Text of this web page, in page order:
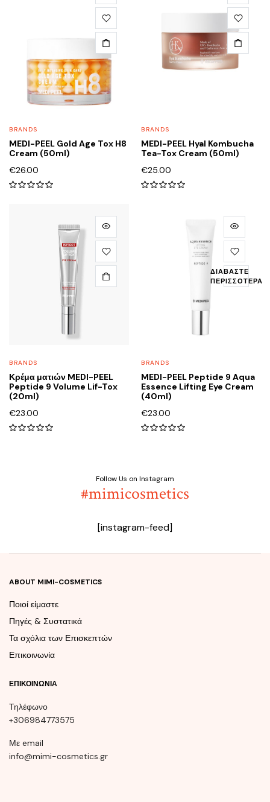
BRANDS
MEDI-PEEL Gold Age Tox H8
Cream (50ml)
€26.00
BRANDS
MEDI-PEEL Hyal Kombucha
Tea-Tox Cream (50ml)
€25.00
BRANDS
Κρέμα ματιών MEDI-PEEL
Peptide 9 Volume Lif-Tox
(20ml)
€23.00
ΔΙΑΒΆΣΤΕ
ΠΕΡΙΣΣΌΤΕΡΑ
BRANDS
MEDI-PEEL Peptide 9 Aqua
Essence Lifting Eye Cream
(40ml)
€23.00
Follow Us on Instagram
#mimicosmetics
[instagram-feed]
ABOUT MIMI-COSMETICS
Ποιοί είμαστε
Πηγές & Συστατικά
Τα σχόλια των Επισκεπτών
Επικοινωνία
ΕΠΙΚΟΙΝΩΝΊΑ
Τηλέφωνο
+306984773575
Με email
info@mimi-cosmetics.gr